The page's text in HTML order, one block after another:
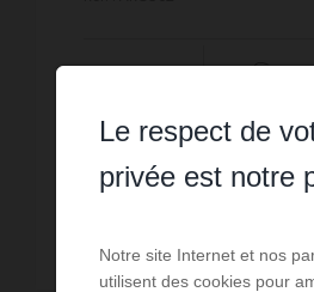
dès
Le respect de
privée est notre
Notre site Internet et nos
utilisent des cookies pour